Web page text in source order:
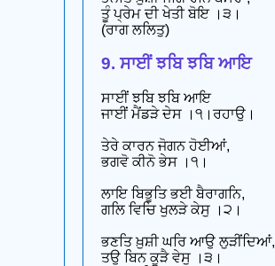
ਤੂੰ ਪ੍ਰੇਮ ਦੀ ਖੇਤੀ ਬੋਇ ।੩।
(ਰਾਗ ਲਲਿਤੁ)
9. ਸਾਈਂ ਝਬਿ ਝਬਿ ਆਇ
ਸਾਈਂ ਝਬਿ ਝਬਿ ਆਇ
ਜਾਈਂ ਮੈਂਡੜੇ ਦੇਸ ।੧।ਰਹਾਉ।
ਤੇਰੇ ਕਾਰਨ ਜੋਗਨ ਹੋਈਆਂ,
ਭਗਵੋ ਕੀਨੋ ਭੇਸ ।੧।
ਲਾਇ ਬਿਭੂਤਿ ਭਈ ਬੈਰਾਗਨਿ,
ਗਲਿ ਵਿਚਿ ਖੁਲੜੇ ਕੇਸੁ ।੨।
ਭਣਤਿ ਖ਼ੁਸ਼ੀ ਘਰਿ ਆਉ ਲੁੜੀਂਦਿਆਂ,
ਤਉ ਬਿਨ ਕੂੜੈ ਵੇਸੁ ।੩।